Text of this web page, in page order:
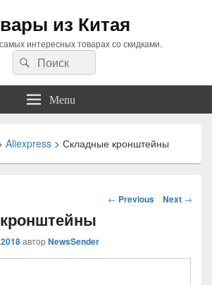
из Китая
интересных товарах со скидками.
Search
for:
Search
Menu
Aliexpress > Складные кронштейны
Навигация
← Previous Next →
автор NewsSender